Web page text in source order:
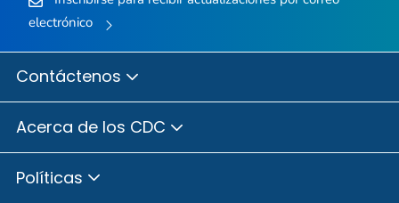
electrónico
Contáctenos
Acerca de los CDC
Políticas